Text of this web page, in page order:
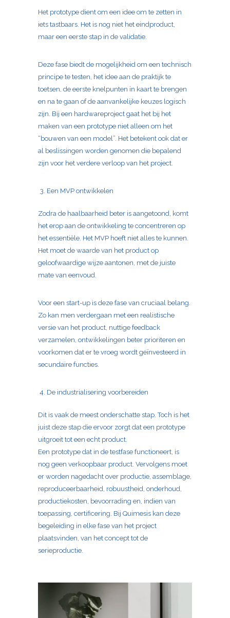
Het prototype dient om een idee om te zetten in
iets tastbaars. Het is nog niet het eindproduct,
maar een eerste stap in de validatie.
Deze fase biedt de mogelijkheid om een technisch
principe te testen, het idee aan de praktijk te
toetsen, de eerste knelpunten in kaart te brengen
en na te gaan of de aanvankelijke keuzes logisch
zijn. Bij een hardwareproject gaat het bij het
maken van een prototype niet alleen om het
“bouwen van een model”. Het betekent ook dat er
al beslissingen worden genomen die bepalend
zijn voor het verdere verloop van het project.
Een MVP ontwikkelen
Zodra de haalbaarheid beter is aangetoond, komt
het erop aan de ontwikkeling te concentreren op
het essentiële. Het MVP hoeft niet alles te kunnen.
Het moet de waarde van het product op
geloofwaardige wijze aantonen, met de juiste
mate van eenvoud.
Voor een start-up is deze fase van cruciaal belang.
Zo kan men verdergaan met een realistische
versie van het product, nuttige feedback
verzamelen, ontwikkelingen beter prioriteren en
voorkomen dat er te vroeg wordt geïnvesteerd in
secundaire functies.
De industrialisering voorbereiden
Dit is vaak de meest onderschatte stap. Toch is het
juist deze stap die ervoor zorgt dat een prototype
uitgroeit tot een echt product.
Een prototype dat in de testfase functioneert, is
nog geen verkoopbaar product. Vervolgens moet
er worden nagedacht over productie, assemblage,
reproduceerbaarheid, robuustheid, onderhoud,
productiekosten, bevoorrading en, indien van
toepassing, certificering. Bij Quimesis kan deze
begeleiding in elke fase van het project
plaatsvinden, van het concept tot de
serieproductie.